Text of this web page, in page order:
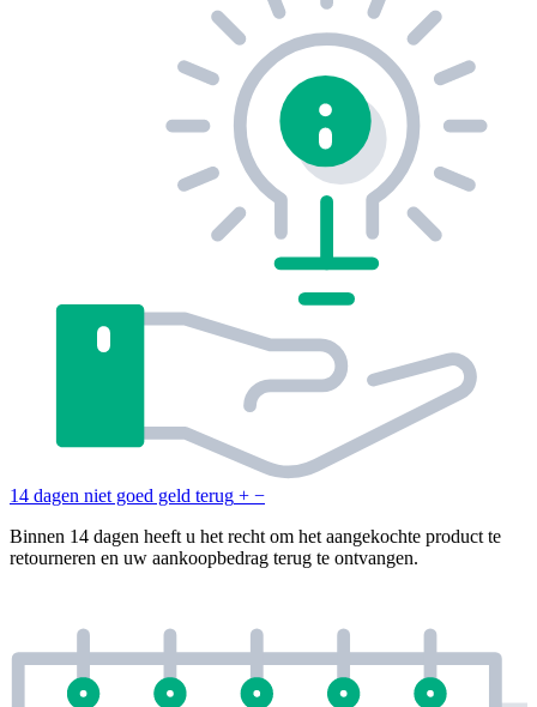
14 dagen niet goed geld terug + −
Binnen 14 dagen heeft u het recht om het aangekochte product te
retourneren en uw aankoopbedrag terug te ontvangen.